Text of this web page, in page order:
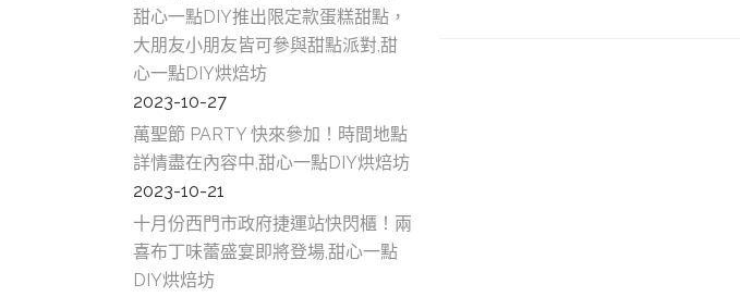
甜心一點DIY推出限定款蛋糕甜點，
大朋友小朋友皆可參與甜點派對,甜
心一點DIY烘焙坊
2023-10-27
萬聖節 PARTY 快來參加！時間地點
詳情盡在內容中,甜心一點DIY烘焙坊
2023-10-21
十月份西門市政府捷運站快閃櫃！兩
喜布丁味蕾盛宴即將登場,甜心一點
DIY烘焙坊